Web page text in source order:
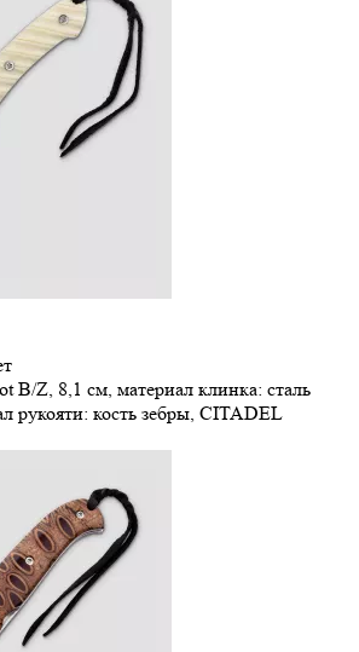
B/Z, 8,1 см, материал клинка: сталь
рукояти: кость зебры, CITADEL